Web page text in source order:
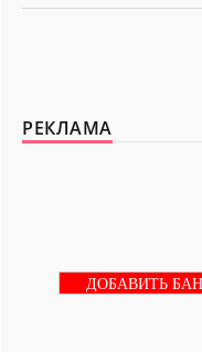
РЕКЛАМА
ДОБАВИТЬ